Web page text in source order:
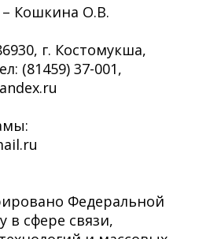
Кошкина О.В.
г. Костомукша,
(81459) 37-001,
Федеральной
в сфере связи,